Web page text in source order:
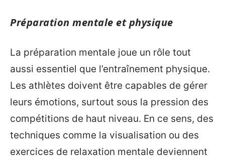
Préparation mentale et physique
La préparation mentale joue un rôle tout
aussi essentiel que l’entraînement physique.
Les athlètes doivent être capables de gérer
leurs émotions, surtout sous la pression des
compétitions de haut niveau. En ce sens, des
techniques comme la visualisation ou des
exercices de relaxation mentale deviennent